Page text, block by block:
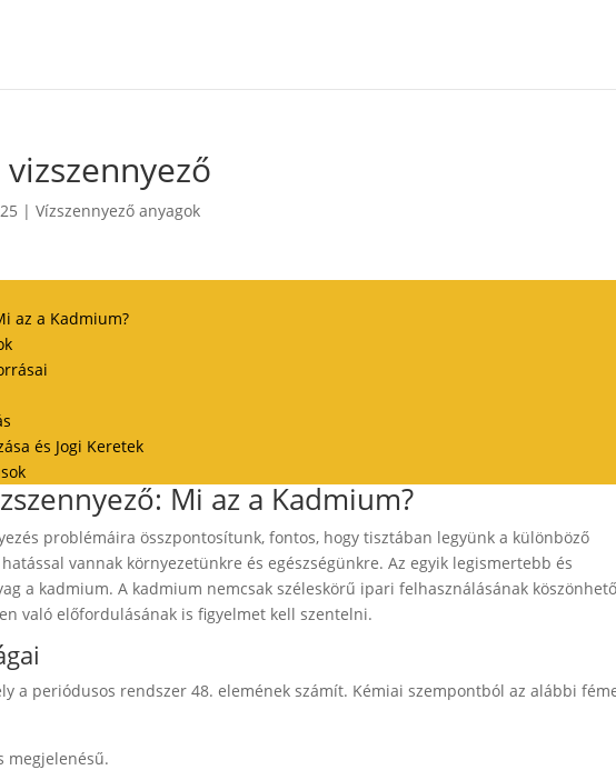
|Vízszennyező anyagok
az a Kadmium?
és Jogi Keretek
Mi az a Kadmium?
problémáira összpontosítunk, fontos, hogy tisztában legyünk a különböző
vannak környezetünkre és egészségünkre. Az egyik legismertebb és
a kadmium. A kadmium nemcsak széleskörű ipari felhasználásának
való előfordulásának is figyelmet kell szentelni.
a periódusos rendszer 48. elemének számít. Kémiai szempontból az alábbi
megjelenésű.